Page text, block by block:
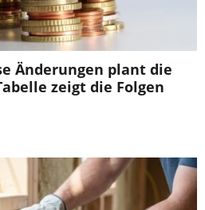
Änderungen plant die
zeigt die Folgen